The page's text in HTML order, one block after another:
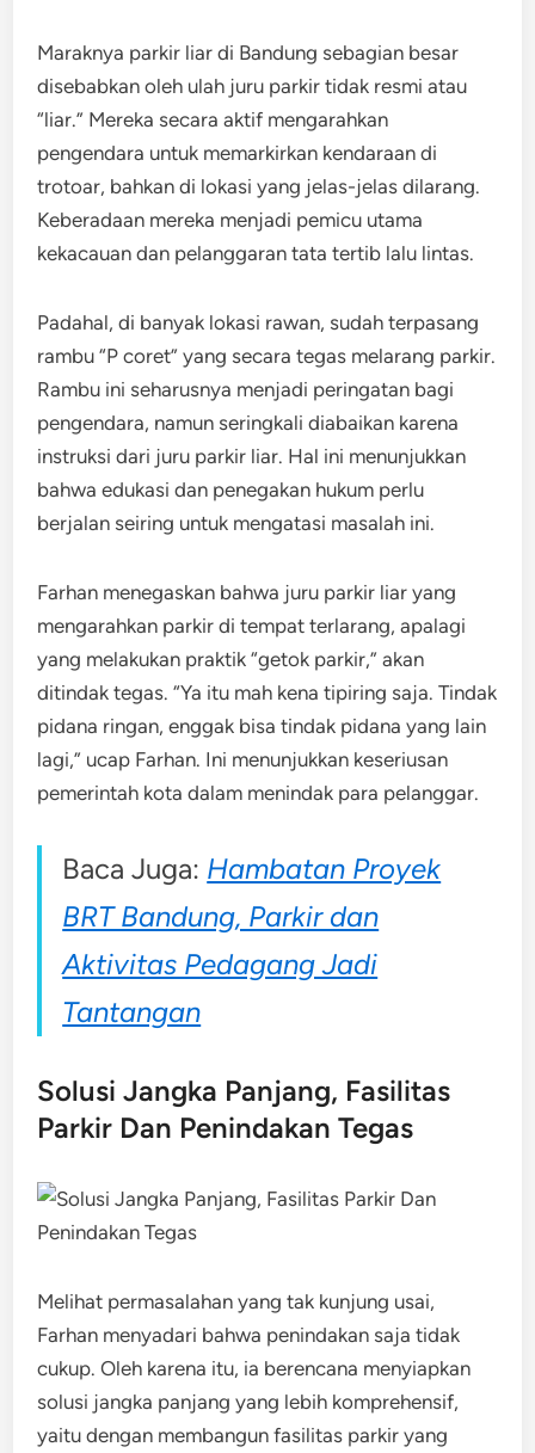
Maraknya parkir liar di Bandung sebagian besar
disebabkan oleh ulah juru parkir tidak resmi atau
“liar.” Mereka secara aktif mengarahkan
pengendara untuk memarkirkan kendaraan di
trotoar, bahkan di lokasi yang jelas-jelas dilarang.
Keberadaan mereka menjadi pemicu utama
kekacauan dan pelanggaran tata tertib lalu lintas.
Padahal, di banyak lokasi rawan, sudah terpasang
rambu “P coret” yang secara tegas melarang parkir.
Rambu ini seharusnya menjadi peringatan bagi
pengendara, namun seringkali diabaikan karena
instruksi dari juru parkir liar. Hal ini menunjukkan
bahwa edukasi dan penegakan hukum perlu
berjalan seiring untuk mengatasi masalah ini.
Farhan menegaskan bahwa juru parkir liar yang
mengarahkan parkir di tempat terlarang, apalagi
yang melakukan praktik “getok parkir,” akan
ditindak tegas. “Ya itu mah kena tipiring saja. Tindak
pidana ringan, enggak bisa tindak pidana yang lain
lagi,” ucap Farhan. Ini menunjukkan keseriusan
pemerintah kota dalam menindak para pelanggar.
Baca Juga: Hambatan Proyek
BRT Bandung, Parkir dan
Aktivitas Pedagang Jadi
Tantangan
Solusi Jangka Panjang, Fasilitas
Parkir Dan Penindakan Tegas
Melihat permasalahan yang tak kunjung usai,
Farhan menyadari bahwa penindakan saja tidak
cukup. Oleh karena itu, ia berencana menyiapkan
solusi jangka panjang yang lebih komprehensif,
yaitu dengan membangun fasilitas parkir yang